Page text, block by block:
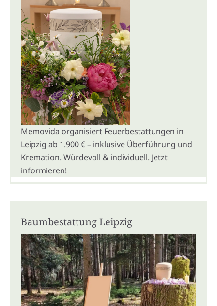
Memovida organisiert Feuerbestattungen in
Leipzig ab 1.900 € – inklusive Überführung und
Kremation. Würdevoll & individuell. Jetzt
informieren!
Baumbestattung Leipzig